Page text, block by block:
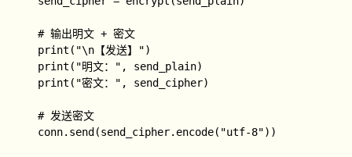
    # 输出明文 + 密文
    print("\n【发送】")
    print("明文：", send_plain)
    print("密文：", send_cipher)
    # 发送密文
    conn.send(send_cipher.encode("utf-8"))